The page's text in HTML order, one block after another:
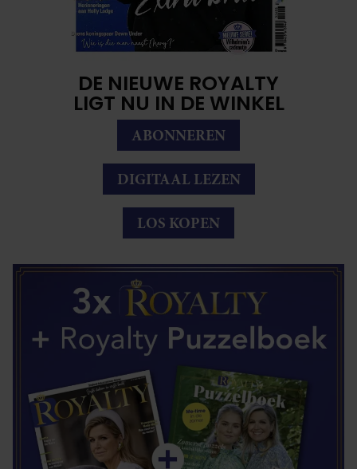
DE NIEUWE ROYALTY
LIGT NU IN DE WINKEL
ABONNEREN
DIGITAAL LEZEN
LOS KOPEN